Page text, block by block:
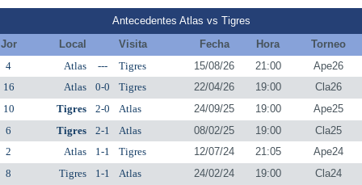
Antecedentes Atlas vs Tigres
Jor
Local Visita Fecha Hora
Torneo
4
Atlas --- Tigres 15/08/26 21:00
Ape26
16
Atlas 0-0 Tigres 22/04/26 19:00
Cla26
10
Tigres 2-0 Atlas 24/09/25 19:00
Ape25
6
Tigres 2-1 Atlas 08/02/25 19:00
Cla25
2
Atlas 1-1 Tigres 12/07/24 21:05
Ape24
8
Tigres 1-1 Atlas 24/02/24 19:00
Cla24